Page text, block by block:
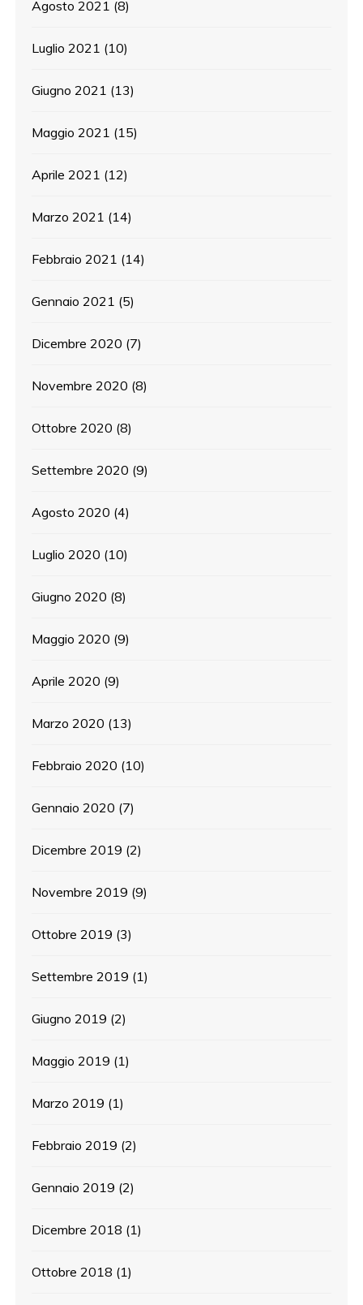
Agosto 2021 (8)
Luglio 2021 (10)
Giugno 2021 (13)
Maggio 2021 (15)
Aprile 2021 (12)
Marzo 2021 (14)
Febbraio 2021 (14)
Gennaio 2021 (5)
Dicembre 2020 (7)
Novembre 2020 (8)
Ottobre 2020 (8)
Settembre 2020 (9)
Agosto 2020 (4)
Luglio 2020 (10)
Giugno 2020 (8)
Maggio 2020 (9)
Aprile 2020 (9)
Marzo 2020 (13)
Febbraio 2020 (10)
Gennaio 2020 (7)
Dicembre 2019 (2)
Novembre 2019 (9)
Ottobre 2019 (3)
Settembre 2019 (1)
Giugno 2019 (2)
Maggio 2019 (1)
Marzo 2019 (1)
Febbraio 2019 (2)
Gennaio 2019 (2)
Dicembre 2018 (1)
Ottobre 2018 (1)